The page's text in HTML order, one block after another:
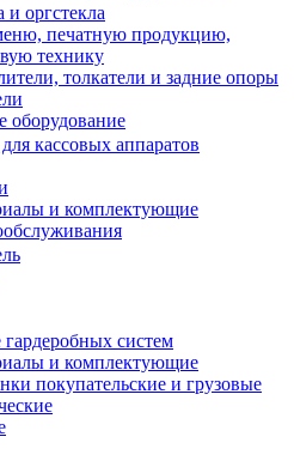
и оргстекла
печатную продукцию,
технику
толкатели и задние опоры
оборудование
кассовых аппаратов
и комплектующие
систем
и комплектующие
покупательские и грузовые